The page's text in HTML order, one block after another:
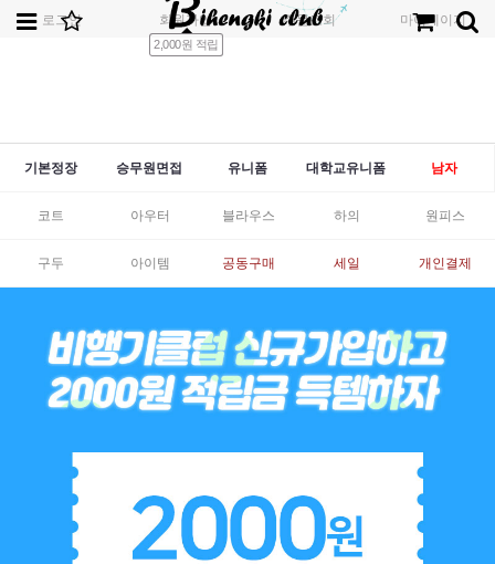
로그인 회원가입
2,000원 적립
주문조회 마이페이지
기본정장 승무원면접 유니폼 대학교유니폼 남자
코트 아우터 블라우스 하의 원피스
구두 아이템 공동구매 세일 개인결제